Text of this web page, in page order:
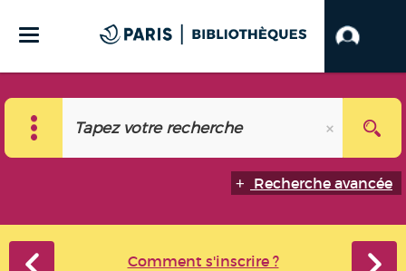
Recherche avancée
Comment s'inscrire ?